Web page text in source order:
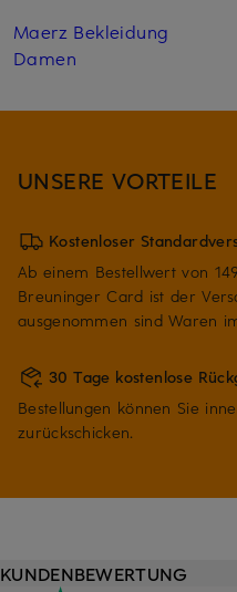
Maerz Bekleidung
Damen
UNSERE VORTEILE
Kostenloser
Ab einem Bestellwert von
Breuninger Card ist der
ausgenommen sind Waren
30 Tage kostenlose
Bestellungen können Sie
zurückschicken.
KUNDENBEWERTUNG